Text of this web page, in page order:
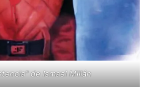
de Ismael Millán